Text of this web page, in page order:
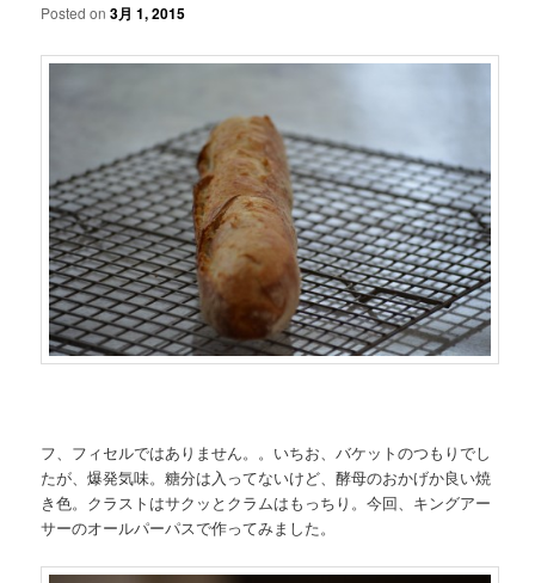
Posted on3月 1, 2015
フ、フィセルではありません。。いちお、バケットのつもりでし
たが、爆発気味。糖分は入ってないけど、酵母のおかげか良い焼
き色。クラストはサクッとクラムはもっちり。今回、キングアー
サーのオールパーパスで作ってみました。